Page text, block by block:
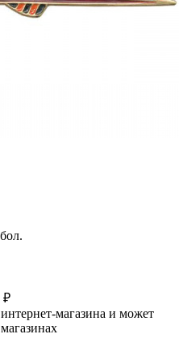
₽
магазина и может